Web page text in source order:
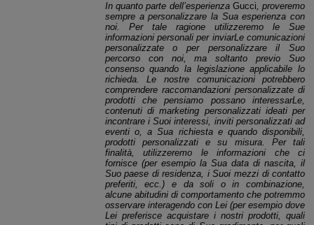
In quanto parte dell’esperienza Gucci, proveremo
sempre a personalizzare la Sua esperienza con
noi. Per tale ragione utilizzeremo le Sue
informazioni personali per inviarLe comunicazioni
personalizzate o per personalizzare il Suo
percorso con noi, ma soltanto previo Suo
consenso quando la legislazione applicabile lo
richieda. Le nostre comunicazioni potrebbero
comprendere raccomandazioni personalizzate di
prodotti che pensiamo possano interessarLe,
contenuti di marketing personalizzati ideati per
incontrare i Suoi interessi, inviti personalizzati ad
eventi o, a Sua richiesta e quando disponibili,
prodotti personalizzati e su misura. Per tali
finalità, utilizzeremo le informazioni che ci
fornisce (per esempio la Sua data di nascita, il
Suo paese di residenza, i Suoi mezzi di contatto
preferiti, ecc.) e da soli o in combinazione,
alcune abitudini di comportamento che potremmo
osservare interagendo con Lei (per esempio dove
Lei preferisce acquistare i nostri prodotti, quali